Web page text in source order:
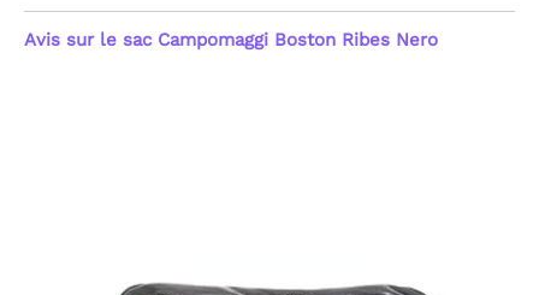
Avis sur le sac Campomaggi Boston Ribes Nero